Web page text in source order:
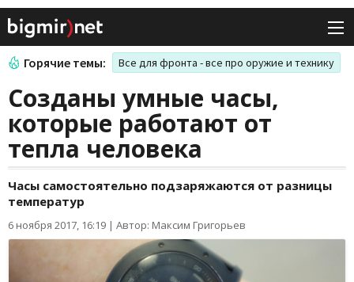
Горячие темы: Все для фронта - все про оружие и технику
Созданы умные часы,
которые работают от
тепла человека
Часы самостоятельно подзаряжаются от разницы
температур
6 ноября 2017, 16:19 | Автор: Максим Григорьев